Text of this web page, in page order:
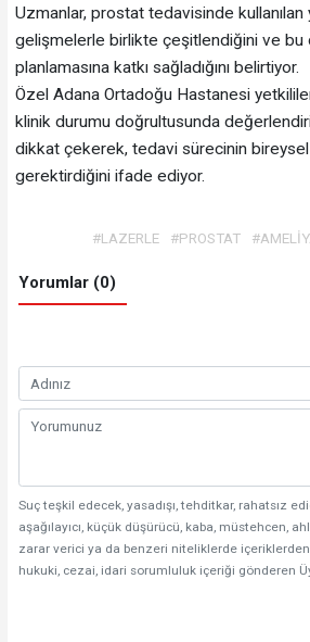
Uzmanlar, prostat tedavisinde
gelişmelerle birlikte çeşitlendiğini ve bu
planlamasına katkı sağladığını belirtiyor.
Özel Adana Ortadoğu Hastanesi
klinik durumu doğrultusunda
dikkat çekerek, tedavi sürecinin
gerektirdiğini ifade ediyor.
#LAZERLE #PROSTAT
Yorumlar (0)
Suç teşkil edecek, yasadışı, tehditkar, rahatsız
aşağılayıcı, küçük düşürücü, kaba, müstehcen,
zarar verici ya da benzeri niteliklerde
hukuki, cezai, idari sorumluluk içeriği gönderen